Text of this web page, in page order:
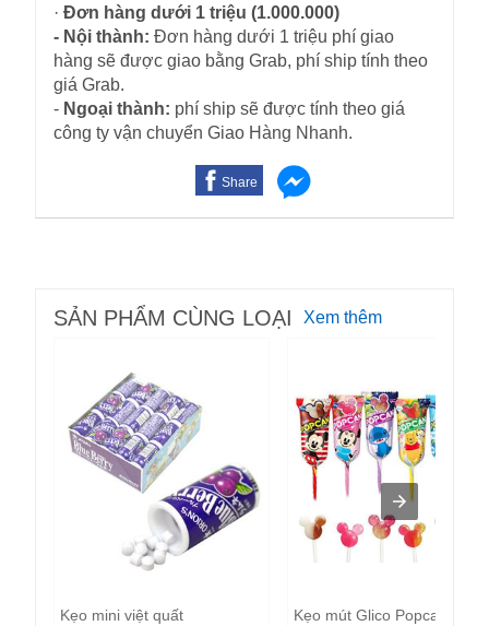
· Đơn hàng dưới 1 triệu (1.000.000)
- Nội thành: Đơn hàng dưới 1 triệu phí giao
hàng sẽ được giao bằng Grab, phí ship tính theo
giá Grab.
- Ngoại thành: phí ship sẽ được tính theo giá
công ty vận chuyển Giao Hàng Nhanh.
Share
SẢN PHẨM CÙNG LOẠI Xem thêm
Kẹo mini việt quất Kẹo mút Glico Popcan